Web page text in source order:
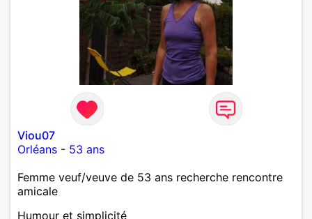
Viou07
Orléans - 53 ans
Femme veuf/veuve de 53 ans recherche rencontre
amicale
Humour et simplicité